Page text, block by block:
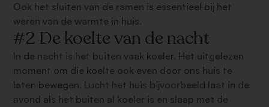
Ook het sluiten van de ramen is essentieel bij het
weren van de warmte in huis.
#2 De koelte van de nacht
In de nacht is het buiten vaak koeler. Het uitgelezen
moment om die koelte ook even door ons huis te
laten bewegen. Lucht het huis bijvoorbeeld laat in de
avond als het buiten al koeler is en slaap met de